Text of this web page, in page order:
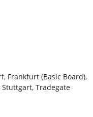
Frankfurt (Basic Board),
Tradegate